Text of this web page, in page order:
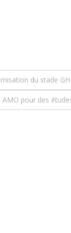
du stade
AMO pour des